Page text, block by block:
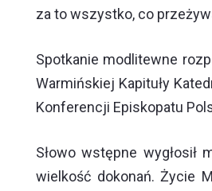
za to wszystko, co
Spotkanie modlitewne
Warmińskiej Kapituły
Konferencji Episkopatu
Słowo wstępne
wielkość dokonań. Życie